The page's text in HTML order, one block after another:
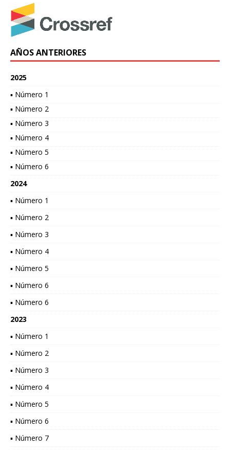
AÑOS ANTERIORES
2025
▪ Número 1
▪ Número 2
▪ Número 3
▪ Número 4
▪ Número 5
▪ Número 6
2024
▪ Número 1
▪ Número 2
▪ Número 3
▪ Número 4
▪ Número 5
▪ Número 6
▪ Número 6
2023
▪ Número 1
▪ Número 2
▪ Número 3
▪ Número 4
▪ Número 5
▪ Número 6
▪ Número 7